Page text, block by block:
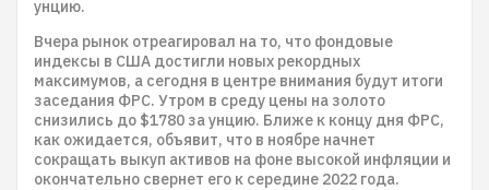
унцию.
Вчера рынок отреагировал на то, что фондовые
индексы в США достигли новых рекордных
максимумов, а сегодня в центре внимания будут итоги
заседания ФРС. Утром в среду цены на золото
снизились до $1780 за унцию. Ближе к концу дня ФРС,
как ожидается, объявит, что в ноябре начнет
сокращать выкуп активов на фоне высокой инфляции и
окончательно свернет его к середине 2022 года.